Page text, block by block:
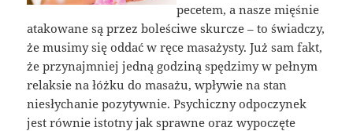
pecetem, a nasze mięśnie
atakowane są przez boleściwe skurcze – to świadczy,
że musimy się oddać w ręce masażysty. Już sam fakt,
że przynajmniej jedną godziną spędzimy w pełnym
relaksie na łóżku do masażu, wpływie na stan
niesłychanie pozytywnie. Psychiczny odpoczynek
jest równie istotny jak sprawne oraz wypoczęte